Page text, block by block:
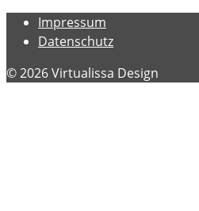
Impressum
Datenschutz
© 2026 Virtualissa Design